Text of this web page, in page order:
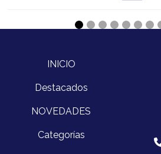
INICIO
Destacados
NOVEDADES
Categorías